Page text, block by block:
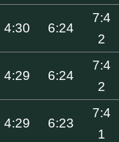
4:30 6:24
7:4
2
4:29 6:24
7:4
2
4:29 6:23
7:4
1